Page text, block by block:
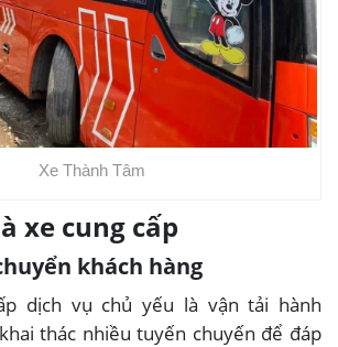
Xe Thành Tâm
xe cung cấp
khách hàng
dịch vụ chủ yếu là vận tải hành
thác nhiều tuyến chuyến để đáp